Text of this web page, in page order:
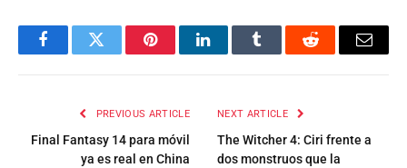
FacebookTwitter PinterestLinkedInTumblr Reddit Email
PREVIOUS ARTICLE
Final Fantasy 14 para móvil
ya es real en China
NEXT ARTICLE
The Witcher 4: Ciri frente a
dos monstruos que la